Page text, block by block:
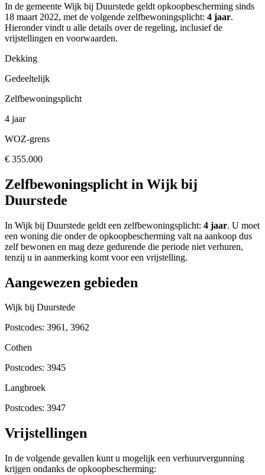
In de gemeente Wijk bij Duurstede geldt opkoopbescherming sinds
18 maart 2022, met de volgende zelfbewoningsplicht: 4 jaar.
Hieronder vindt u alle details over de regeling, inclusief de
vrijstellingen en voorwaarden.
Dekking
Gedeeltelijk
Zelfbewoningsplicht
4 jaar
WOZ-grens
€ 355.000
Zelfbewoningsplicht in Wijk bij
Duurstede
In Wijk bij Duurstede geldt een zelfbewoningsplicht: 4 jaar. U moet
een woning die onder de opkoopbescherming valt na aankoop dus
zelf bewonen en mag deze gedurende die periode niet verhuren,
tenzij u in aanmerking komt voor een vrijstelling.
Aangewezen gebieden
Wijk bij Duurstede
Postcodes: 3961, 3962
Cothen
Postcodes: 3945
Langbroek
Postcodes: 3947
Vrijstellingen
In de volgende gevallen kunt u mogelijk een verhuurvergunning
krijgen ondanks de opkoopbescherming: